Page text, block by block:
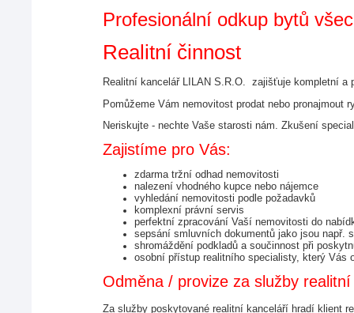
Profesionální odkup bytů
Realitní činnost
Realitní kancelář LILAN S.R.O.  zajišťuje kompletní
Pomůžeme Vám nemovitost prodat nebo
Neriskujte - nechte Vaše starosti nám. Zkušení
Zajistíme pro Vás:
zdarma tržní odhad nemovitosti
nalezení vhodného kupce nebo nájemce
vyhledání nemovitosti podle požadavků
komplexní právní servis
perfektní zpracování Vaší nemovitosti do
sepsání smluvních dokumentů jako jsou např.
shromáždění podkladů a součinnost při
osobní přístup realitního specialisty, který Vás
Odměna / provize za služby
Za služby poskytované realitní kanceláří hradí klient